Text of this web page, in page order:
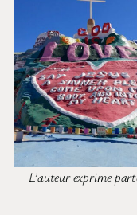
L’auteur exprime